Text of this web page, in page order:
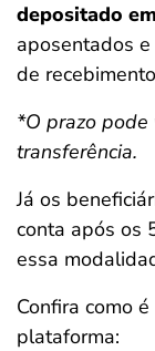
depositado
aposentados
de
*O prazo
transferência.
Já os
conta após os
essa
Confira como
plataforma: